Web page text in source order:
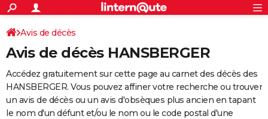
ACTUALITÉS
Politique
Société
Faits Divers
Education
Monde
Villes
+
SPORT
Coupe du monde 2026
Football
Tennis
Cyclisme
Rugby
Forum
Programme TV
TNT
Streaming
Cinéma
Sorties cinéma
Musique
+
FINANCE
Impôts
Immobilier
Risques naturels par ville
Banque
Assurance
Crédit
AUTO
Avis de décès
Avis de décès HANSBERGER
Accédez gratuitement sur cette page au carnet des décès des
HANSBERGER. Vous pouvez affiner votre recherche ou trouver
un avis de décès ou un avis d'obsèques plus ancien en tapant
le nom d'un défunt et/ou le nom ou le code postal d'une